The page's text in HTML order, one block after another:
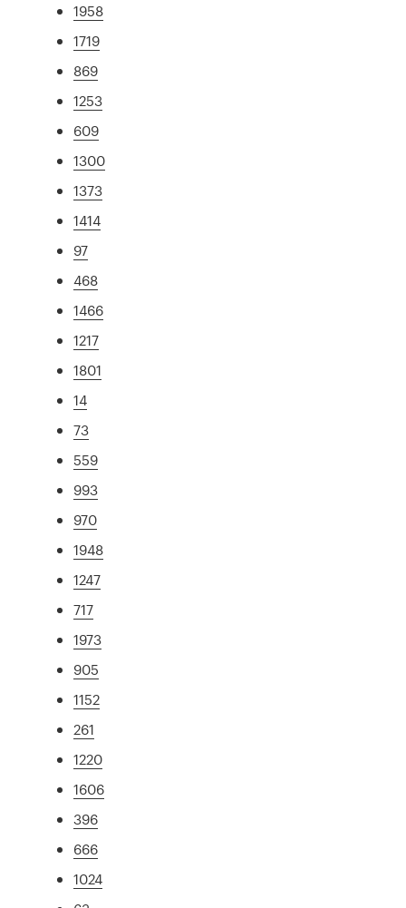
1958
1719
869
1253
609
1300
1373
1414
97
468
1466
1217
1801
14
73
559
993
970
1948
1247
717
1973
905
1152
261
1220
1606
396
666
1024